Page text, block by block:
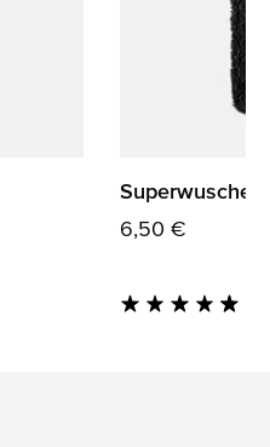
Superwuschel
Regulärer Preis:
6,50 €